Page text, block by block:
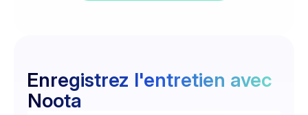
Enregistrez l'entretien avec
Noota